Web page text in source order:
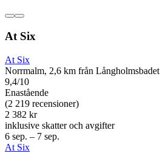
At Six
At Six
Norrmalm, 2,6 km från Långholmsbadet
9,4/10
Enastående
(2 219 recensioner)
2 382 kr
inklusive skatter och avgifter
6 sep. – 7 sep.
At Six